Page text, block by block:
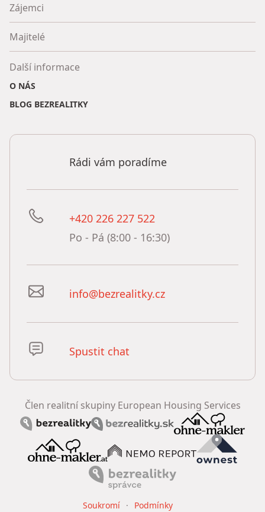
Zájemci
Majitelé
Další informace
O NÁS
BLOG BEZREALITKY
Rádi vám poradíme
+420 226 227 522
Po - Pá (8:00 - 16:30)
info@bezrealitky.cz
Spustit chat
Člen realitní skupiny European Housing Services
Soukromí Podmínky